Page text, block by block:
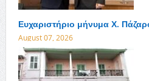
Ευχαριστήριο μήνυμα Χ.
August 07, 2026